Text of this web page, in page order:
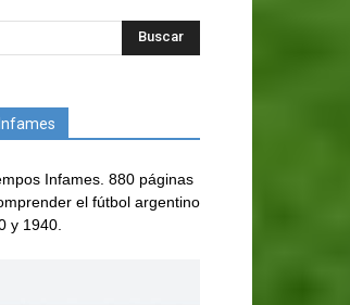
Infames. 880 páginas
el fútbol argentino
y 1940.